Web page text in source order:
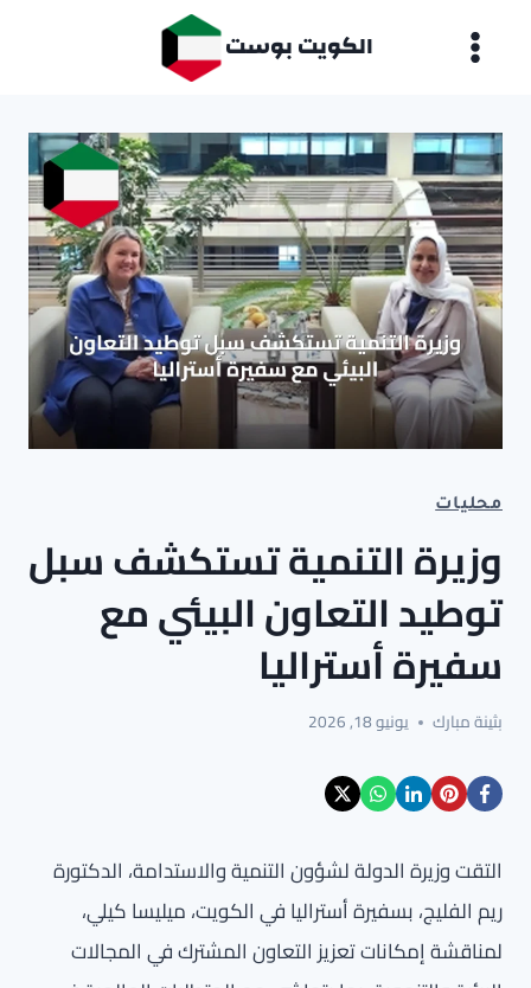
الكويت بوست
محليات
وزيرة التنمية تستكشف سبل
توطيد التعاون البيئي مع
سفيرة أستراليا
بثينة مبارك يونيو 18, 2026
التقت وزيرة الدولة لشؤون التنمية والاستدامة، الدكتورة
ريم الفليج، بسفيرة أستراليا في الكويت، ميليسا كيلي،
لمناقشة إمكانات تعزيز التعاون المشترك في المجالات